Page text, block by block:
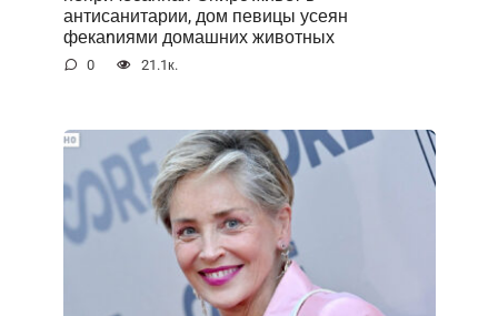
антисанитарии, дом певицы усеян
фекаnиями домашних животных
0 21.1к.